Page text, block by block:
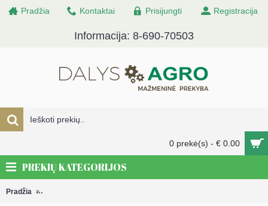
Pradžia Kontaktai Prisijungti Registracija
Informacija: 8-690-70503
0 prekė(s) - € 0.00
PREKIŲ KATEGORIJOS
Pradžia DALYS Varikliams, kultivatoriams, sniego valymo ir statybinei